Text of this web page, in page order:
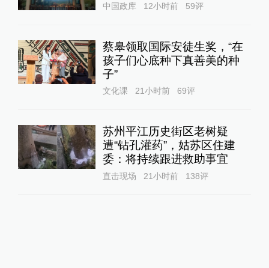
中国政库 12小时前 59评
蔡皋领取国际安徒生奖，“在
孩子们心底种下真善美的种
子”
文化课 21小时前 69评
苏州平江历史街区老树疑
遭“钻孔灌药”，姑苏区住建
委：将持续跟进救助事宜
直击现场 21小时前 138评